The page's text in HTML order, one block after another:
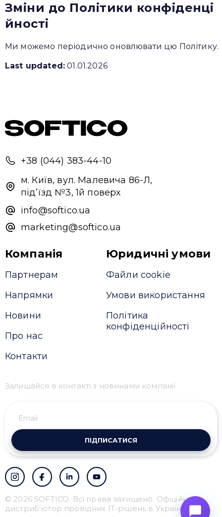
Зміни до Політики конфіденці
йності
Ми можемо періодично оновлювати цю Політику.
Last updated: 01.01.2026
+38 (044) 383-44-10
м. Київ, вул. Малевича 86-Л,
під’їзд №3, 1й поверх
info@softico.ua
marketing@softico.ua
Компанія
Партнерам
Напрямки
Новини
Про нас
Контакти
Юридичні умови
Файли cookie
Умови використання
Політика
конфіденційності
Залишайся в контакті з новинами компанії
ПІДПИСАТИСЯ
© 2026 SOFTICO. Всі права захищено. Офіційний
дистриб’ютор провідних IT-рішень в Україні.